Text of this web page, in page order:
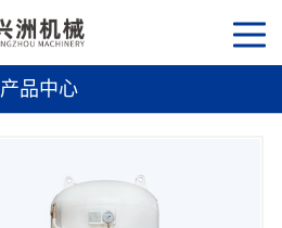
产品中心